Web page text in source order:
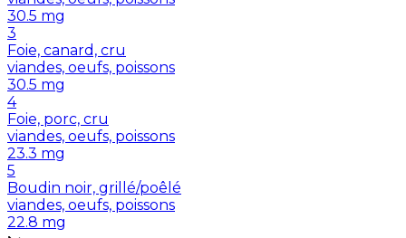
30.5 mg
3
Foie, canard, cru
viandes, oeufs, poissons
30.5 mg
4
Foie, porc, cru
viandes, oeufs, poissons
23.3 mg
5
Boudin noir, grillé/poêlé
viandes, oeufs, poissons
22.8 mg